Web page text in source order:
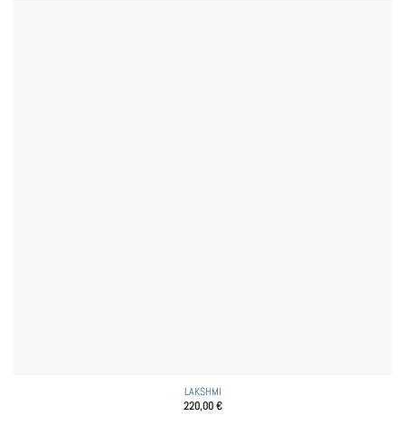
LAKSHMI
220,00€